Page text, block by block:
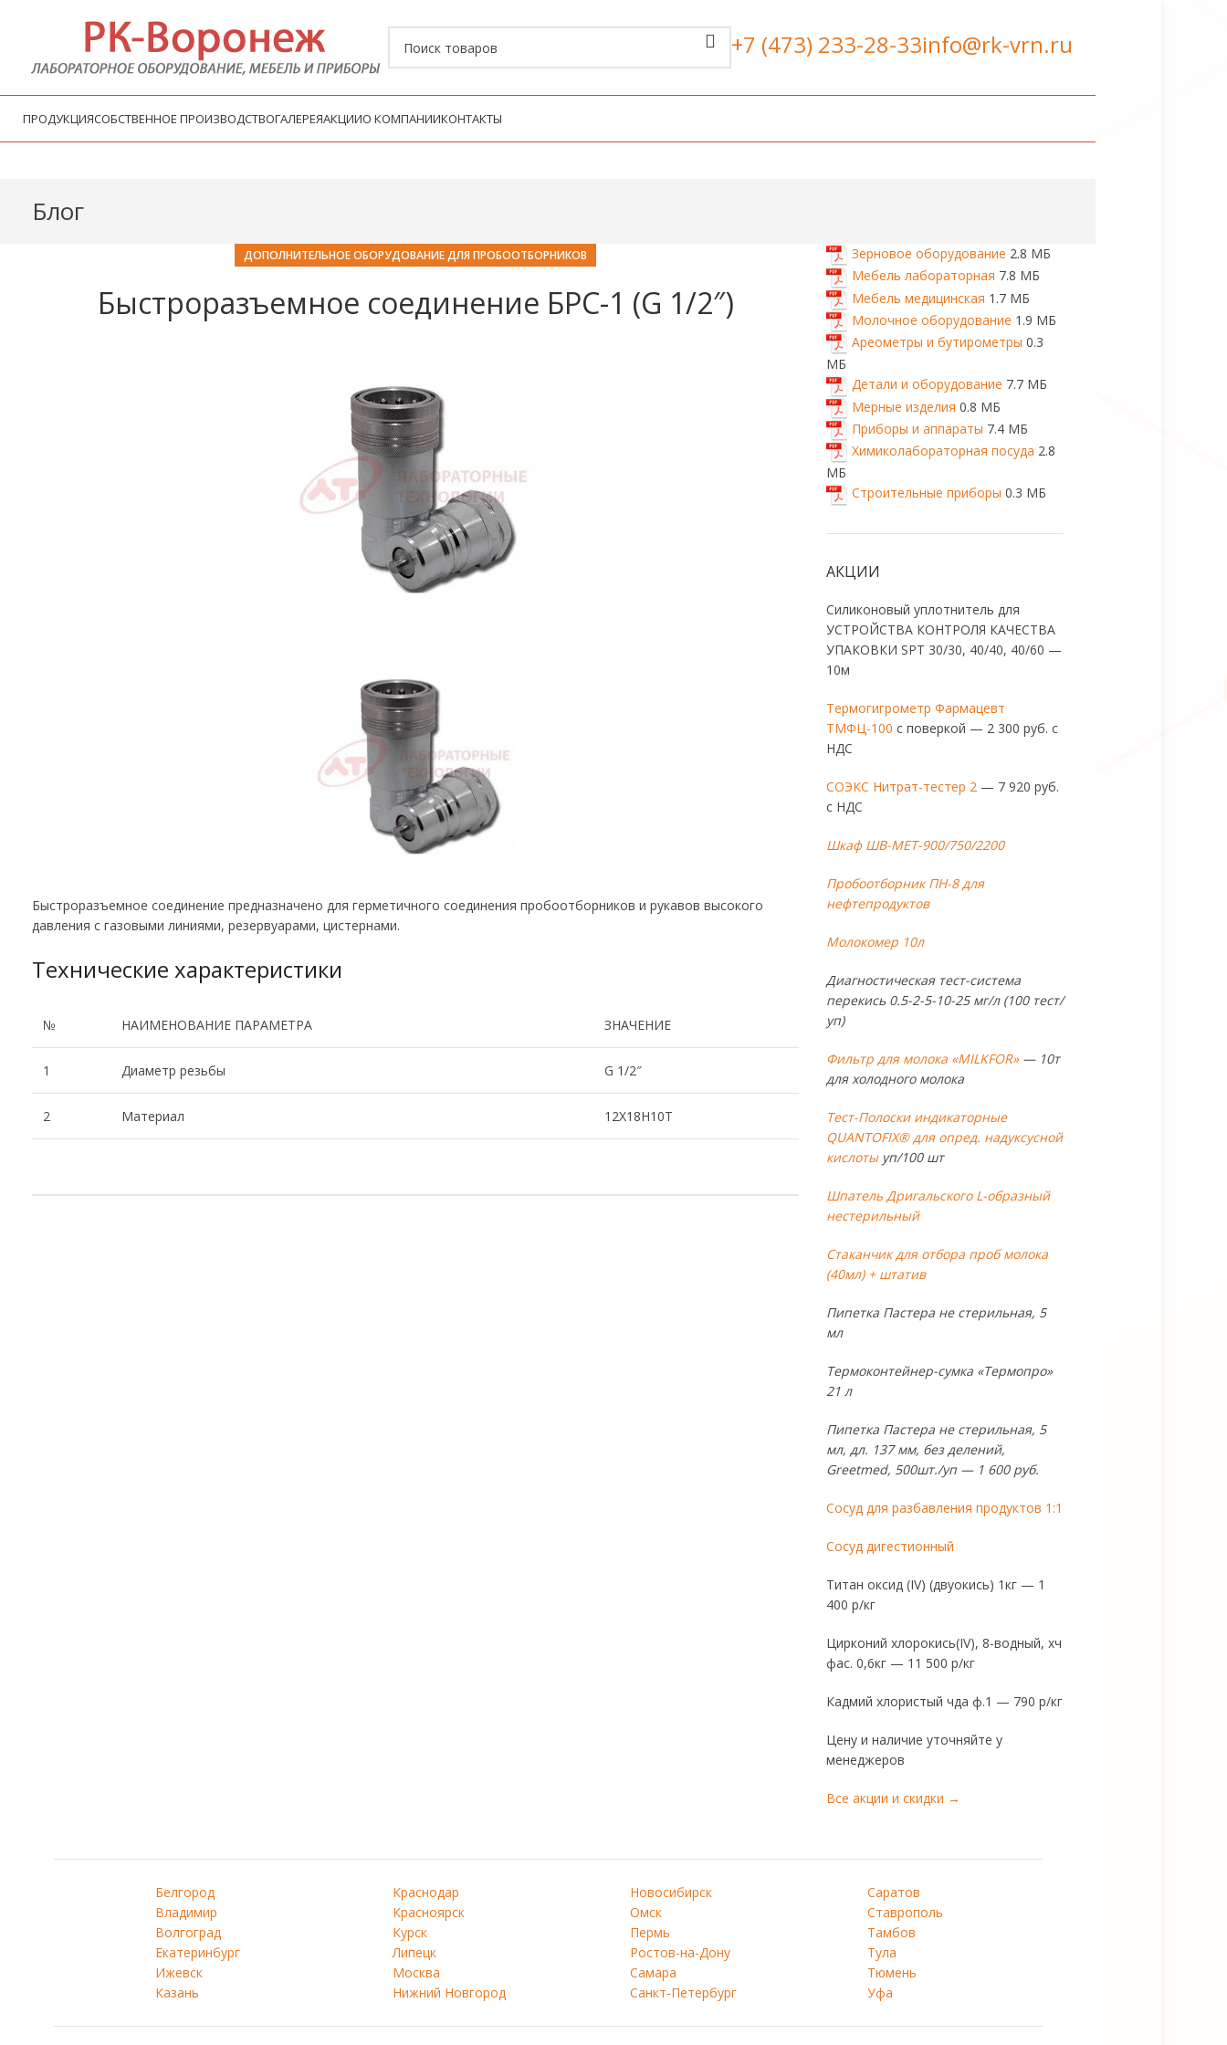
+7 (473) 233-28-33info@rk-vrn.ru
ПРОДУКЦИЯСОБСТВЕННОЕ ПРОИЗВОДСТВОГАЛЕРЕЯАКЦИИО КОМПАНИИКОНТАКТЫ
Блог
ДОПОЛНИТЕЛЬНОЕ ОБОРУДОВАНИЕ ДЛЯ ПРОБООТБОРНИКОВ
Быстроразъемное соединение БРС-1 (G 1/2″)
Быстроразъемное соединение предназначено для герметичного соединения пробоотборников и рукавов высокого
давления с газовыми линиями, резервуарами, цистернами.
Технические характеристики
№ НАИМЕНОВАНИЕ ПАРАМЕТРА ЗНАЧЕНИЕ
1 Диаметр резьбы G 1/2″
2 Материал 12Х18Н10Т
Зерновое оборудование 2.8 МБ
Мебель лабораторная 7.8 МБ
Мебель медицинская 1.7 МБ
Молочное оборудование 1.9 МБ
Ареометры и бутирометры 0.3
МБ
Детали и оборудование 7.7 МБ
Мерные изделия 0.8 МБ
Приборы и аппараты 7.4 МБ
Химиколабораторная посуда 2.8
МБ
Строительные приборы 0.3 МБ
АКЦИИ
Силиконовый уплотнитель для
УСТРОЙСТВА КОНТРОЛЯ КАЧЕСТВА
УПАКОВКИ SPT 30/30, 40/40, 40/60 —
10м
Термогигрометр Фармацевт
ТМФЦ-100 с поверкой — 2 300 руб. с
НДС
СОЭКС Нитрат-тестер 2 — 7 920 руб.
с НДС
Шкаф ШВ-МЕТ-900/750/2200
Пробоотборник ПН-8 для
нефтепродуктов
Молокомер 10л
Диагностическая тест-система
перекись 0.5-2-5-10-25 мг/л (100 тест/
уп)
Фильтр для молока «MILKFOR»— 10т
для холодного молока
Тест-Полоски индикаторные
QUANTOFIX® для опред. надуксусной
кислотыуп/100 шт
Шпатель Дригальского L-образный
нестерильный
Стаканчик для отбора проб молока
(40мл) + штатив
Пипетка Пастера не стерильная, 5
мл
Термоконтейнер-сумка «Термопро»
21 л
Пипетка Пастера не стерильная, 5
мл, дл. 137 мм, без делений,
Greetmed, 500шт./уп — 1 600 руб.
Сосуд для разбавления продуктов 1:1
Сосуд дигестионный
Титан оксид (IV) (двуокись) 1кг — 1
400 р/кг
Цирконий хлорокись(IV), 8-водный, хч
фас. 0,6кг — 11 500 р/кг
Кадмий хлористый чда ф.1 — 790 р/кг
Цену и наличие уточняйте у
менеджеров
Все акции и скидки →
Белгород
Владимир
Волгоград
Екатеринбург
Ижевск
Казань
Краснодар
Красноярск
Курск
Липецк
Москва
Нижний Новгород
Новосибирск
Омск
Пермь
Ростов-на-Дону
Самара
Санкт-Петербург
Саратов
Ставрополь
Тамбов
Тула
Тюмень
Уфа